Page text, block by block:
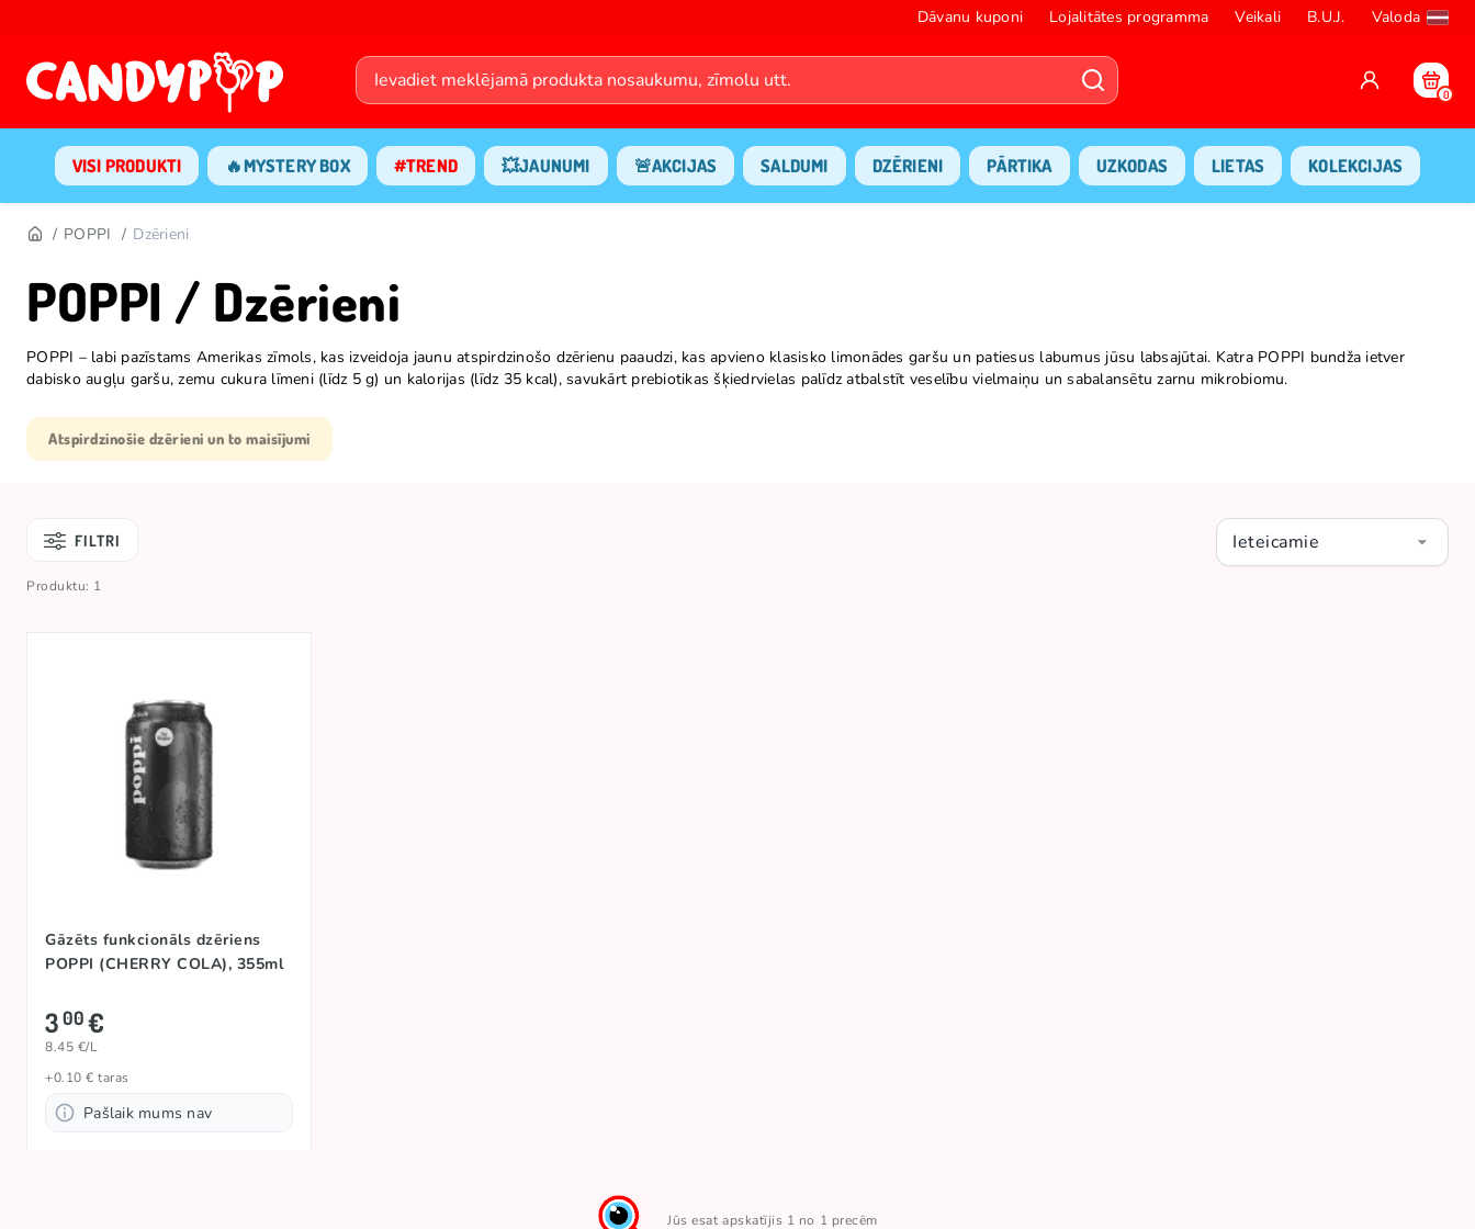
Dāvanu kuponi Lojalitātes programma Veikali B.U.J. Valoda
0
VISI PRODUKTI 🔥MYSTERY BOX #TREND 💥JAUNUMI 🚨AKCIJAS SALDUMI DZĒRIENI PĀRTIKA UZKODAS LIETAS KOLEKCIJAS
POPPI Dzērieni
POPPI / Dzērieni
POPPI – labi pazīstams Amerikas zīmols, kas izveidoja jaunu atspirdzinošo dzērienu paaudzi, kas apvieno klasisko limonādes garšu un patiesus labumus jūsu labsajūtai. Katra POPPI bundža ietver
dabisko augļu garšu, zemu cukura līmeni (līdz 5 g) un kalorijas (līdz 35 kcal), savukārt prebiotikas šķiedrvielas palīdz atbalstīt veselību vielmaiņu un sabalansētu zarnu mikrobiomu.
Atspirdzinošie dzērieni un to maisījumi
FILTRI Ieteicamie
Produktu: 1
Gāzēts funkcionāls dzēriens
POPPI (CHERRY COLA), 355ml
300€
8.45 €/L
+0.10 € taras
Pašlaik mums nav
Jūs esat apskatījis 1 no 1 precēm